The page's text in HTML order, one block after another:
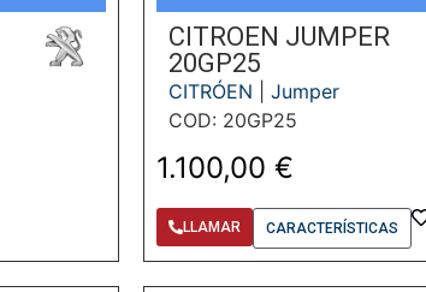
CITROEN JUMPER
20GP25
CITRÓEN |Jumper
COD: 20GP25
1.100,00€
LLAMAR CARACTERÍSTICAS